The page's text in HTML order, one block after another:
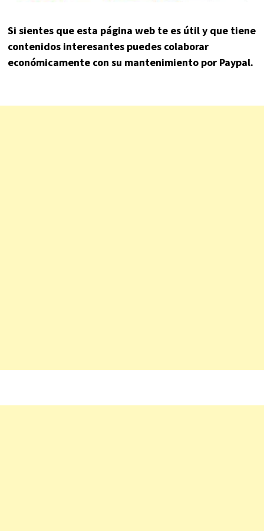
Si sientes que esta página web te es útil y que tiene
contenidos interesantes puedes colaborar
económicamente con su mantenimiento por Paypal.